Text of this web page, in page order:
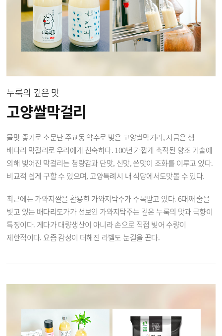
누룩의 깊은 맛
고양쌀막걸리
물맛 좋기로 소문난 주교동 약수로 빚은 고양쌀막거리, 지금은 생
배다리 막걸리로 우리에게 친숙하다. 100년 가깝게 축적된 양조 기술에
의해 빚어진 막걸리는 청량감과 단맛, 신맛, 쓴맛이 조화를 이루고 있다.
비교적 쉽게 구할 수 있으며, 고양특례시 내 식당에서도맛볼 수 있다.
최근에는 가와지쌀을 활용한 가와지탁주가 주목받고 있다. 6대째 술을
빚고 있는 배다리도가가 선보인 가와지탁주는 깊은 누룩의 맛과 곡향이
특징이다. 게다가 대량생산이 아니라 손으로 직접 빚어 수량이
제한적이다. 요즘 감성이 더해진 라벨도 눈길을 끈다.